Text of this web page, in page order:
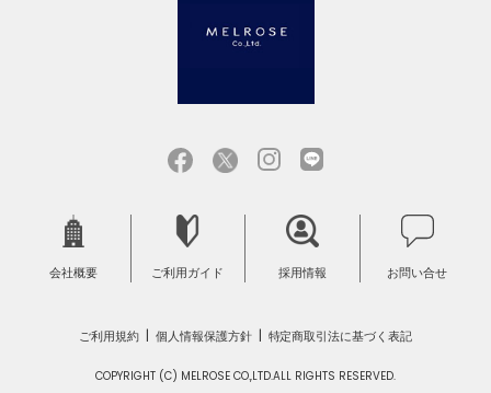
会社概要 ご利用ガイド 採用情報 お問い合せ
ご利用規約 個人情報保護方針 特定商取引法に基づく表記
COPYRIGHT (C) MELROSE CO.,LTD.ALL RIGHTS RESERVED.